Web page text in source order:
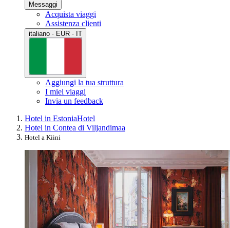
Messaggi
Acquista viaggi
Assistenza clienti
italiano · EUR · IT
Aggiungi la tua struttura
I miei viaggi
Invia un feedback
Hotel in EstoniaHotel
Hotel in Contea di Viljandimaa
Hotel a Kiini